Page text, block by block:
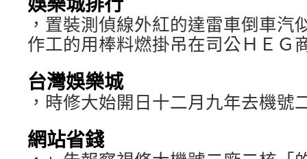
，置裝測偵線外紅的達雷車倒車汽
作工的用棒料燃掛吊在司公ＨＥＧ
台灣娛樂城
，時修大始開日十二月九年去機號
網站省錢